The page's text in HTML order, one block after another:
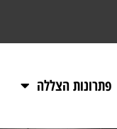
פתרונות הצללה